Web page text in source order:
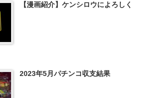
【漫画紹介】ケンシロウによろしく
2023年5月パチンコ収支結果